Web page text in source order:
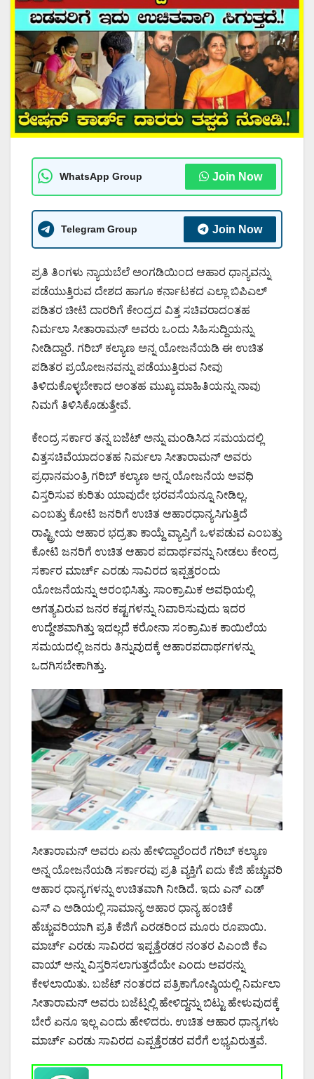
WhatsApp Group Join Now
Telegram Group Join Now
ಪ್ರತಿ ತಿಂಗಳು ನ್ಯಾಯಬೆಲೆ ಅಂಗಡಿಯಿಂದ ಆಹಾರ ಧಾನ್ಯವನ್ನು
ಪಡೆಯುತ್ತಿರುವ ದೇಶದ ಹಾಗೂ ಕರ್ನಾಟಕದ ಎಲ್ಲಾ ಬಿಪಿಎಲ್
ಪಡಿತರ ಚೀಟಿ ದಾರರಿಗೆ ಕೇಂದ್ರದ ವಿತ್ತ ಸಚಿವರಾದಂತಹ
ನಿರ್ಮಲಾ ಸೀತಾರಾಮನ್ ಅವರು ಒಂದು ಸಿಹಿಸುದ್ದಿಯನ್ನು
ನೀಡಿದ್ದಾರೆ. ಗರಿಬ್ ಕಲ್ಯಾಣ ಅನ್ನ ಯೋಜನೆಯಡಿ ಈ ಉಚಿತ
ಪಡಿತರ ಪ್ರಯೋಜನವನ್ನು ಪಡೆಯುತ್ತಿರುವ ನೀವು
ತಿಳಿದುಕೊಳ್ಳಬೇಕಾದ ಅಂತಹ ಮುಖ್ಯ ಮಾಹಿತಿಯನ್ನು ನಾವು
ನಿಮಗೆ ತಿಳಿಸಿಕೊಡುತ್ತೇವೆ.
ಕೇಂದ್ರ ಸರ್ಕಾರ ತನ್ನ ಬಜೆಟ್ ಅನ್ನು ಮಂಡಿಸಿದ ಸಮಯದಲ್ಲಿ
ವಿತ್ತಸಚಿವೆಯಾದಂತಹ ನಿರ್ಮಲಾ ಸೀತಾರಾಮನ್ ಅವರು
ಪ್ರಧಾನಮಂತ್ರಿ ಗರಿಬ್ ಕಲ್ಯಾಣ ಅನ್ನ ಯೋಜನೆಯ ಅವಧಿ
ವಿಸ್ತರಿಸುವ ಕುರಿತು ಯಾವುದೇ ಭರವಸೆಯನ್ನೂ ನೀಡಿಲ್ಲ.
ಎಂಬತ್ತು ಕೋಟಿ ಜನರಿಗೆ ಉಚಿತ ಆಹಾರಧಾನ್ಯಸಿಗುತ್ತಿದೆ
ರಾಷ್ಟ್ರೀಯ ಆಹಾರ ಭದ್ರತಾ ಕಾಯ್ದೆ ವ್ಯಾಪ್ತಿಗೆ ಒಳಪಡುವ ಎಂಬತ್ತು
ಕೋಟಿ ಜನರಿಗೆ ಉಚಿತ ಆಹಾರ ಪದಾರ್ಥವನ್ನು ನೀಡಲು ಕೇಂದ್ರ
ಸರ್ಕಾರ ಮಾರ್ಚ್ ಎರಡು ಸಾವಿರದ ಇಪ್ಪತ್ತರಂದು
ಯೋಜನೆಯನ್ನು ಆರಂಭಿಸಿತ್ತು. ಸಾಂಕ್ರಾಮಿಕ ಅವಧಿಯಲ್ಲಿ
ಅಗತ್ಯವಿರುವ ಜನರ ಕಷ್ಟಗಳನ್ನು ನಿವಾರಿಸುವುದು ಇದರ
ಉದ್ದೇಶವಾಗಿತ್ತು ಇದಲ್ಲದೆ ಕರೋನಾ ಸಂಕ್ರಾಮಿಕ ಕಾಯಿಲೆಯ
ಸಮಯದಲ್ಲಿ ಜನರು ತಿನ್ನುವುದಕ್ಕೆ ಆಹಾರಪದಾರ್ಥಗಳನ್ನು
ಒದಗಿಸಬೇಕಾಗಿತ್ತು.
ಸೀತಾರಾಮನ್ ಅವರು ಏನು ಹೇಳಿದ್ದಾರೆಂದರೆ ಗರಿಬ್ ಕಲ್ಯಾಣ
ಅನ್ನ ಯೋಜನೆಯಡಿ ಸರ್ಕಾರವು ಪ್ರತಿ ವ್ಯಕ್ತಿಗೆ ಐದು ಕೆಜಿ ಹೆಚ್ಚುವರಿ
ಆಹಾರ ಧಾನ್ಯಗಳನ್ನು ಉಚಿತವಾಗಿ ನೀಡಿದೆ. ಇದು ಎನ್ ಎಡ್
ಎಸ್ ಎ ಅಡಿಯಲ್ಲಿ ಸಾಮಾನ್ಯ ಆಹಾರ ಧಾನ್ಯ ಹಂಚಿಕೆ
ಹೆಚ್ಚುವರಿಯಾಗಿ ಪ್ರತಿ ಕೆಜಿಗೆ ಎರಡರಿಂದ ಮೂರು ರೂಪಾಯಿ.
ಮಾರ್ಚ್ ಎರಡು ಸಾವಿರದ ಇಪ್ಪತ್ತೆರಡರ ನಂತರ ಪಿಎಂಜಿ ಕೆಎ
ವಾಯ್ ಅನ್ನು ವಿಸ್ತರಿಸಲಾಗುತ್ತದೆಯೇ ಎಂದು ಅವರನ್ನು
ಕೇಳಲಾಯಿತು. ಬಜೆಟ್ ನಂತರದ ಪತ್ರಿಕಾಗೋಷ್ಠಿಯಲ್ಲಿ ನಿರ್ಮಲಾ
ಸೀತಾರಾಮನ್ ಅವರು ಬಜೆಟ್ನಲ್ಲಿ ಹೇಳಿದ್ದನ್ನು ಬಿಟ್ಟು ಹೇಳುವುದಕ್ಕೆ
ಬೇರೆ ಏನೂ ಇಲ್ಲ ಎಂದು ಹೇಳಿದರು. ಉಚಿತ ಆಹಾರ ಧಾನ್ಯಗಳು
ಮಾರ್ಚ್ ಎರಡು ಸಾವಿರದ ಎಪ್ಪತ್ತೆರಡರ ವರೆಗೆ ಲಭ್ಯವಿರುತ್ತವೆ.